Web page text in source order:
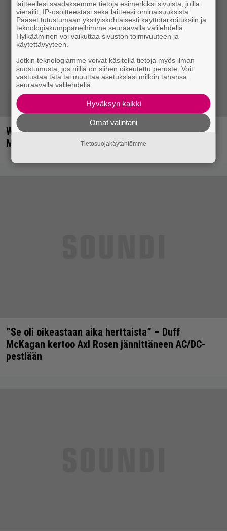
William Orbit on kuollut – tunnettiin muun muassa
Madonnan ja Blurin menestyslevyjen tuottajana
”Se oli oikeastaan aika herttaista” – Duff
McKagan kertoo Axl Rosen jännittäneen AC/DC-
pestiään
laitteellesi saadaksemme tietoja esimerkiksi sivuista, joilla
vierailit, IP-osoitteestasi sekä laitteesi ominaisuuksista.
Pääset tutustumaan yksityiskohtaisesti käyttötarkoituksiin ja
teknologiakumppaneihimme seuraavalla välilehdellä.
Hylkääminen voi vaikuttaa sivuston toimivuuteen ja
käytettävyyteen.
Jotkin teknologiamme voivat käsitellä tietoja myös ilman
suostumusta, jos niillä on siihen oikeutettu peruste. Voit
vastustaa tätä tai muuttaa asetuksiasi milloin tahansa
seuraavalla välilehdellä.
Hyväksyn kaikki
Omat valintani
Tietosuojakäytäntömme